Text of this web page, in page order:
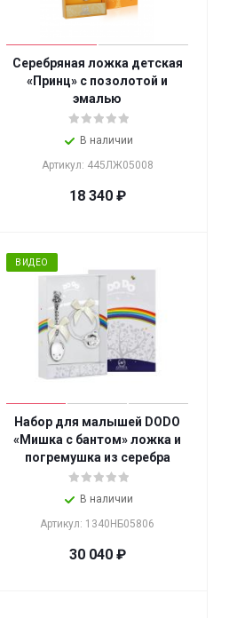
Серебряная ложка детская
«Принц» с позолотой и
эмалью
В наличии
Артикул: 445ЛЖ05008
18 340₽
ВИДЕО
Набор для малышей DODO
«Мишка с бантом» ложка и
погремушка из серебра
В наличии
Артикул: 1340НБ05806
30 040₽